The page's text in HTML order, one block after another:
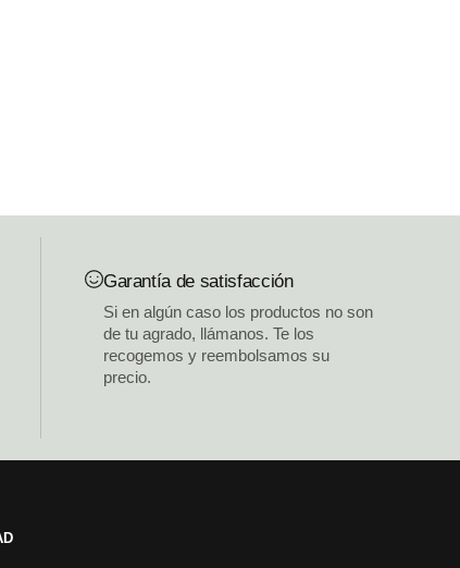
Garantía de satisfacción
Si en algún caso los productos no son
de tu agrado, llámanos. Te los
recogemos y reembolsamos su
precio.